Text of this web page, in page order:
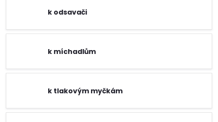
k odsavači
k míchadlům
k tlakovým myčkám